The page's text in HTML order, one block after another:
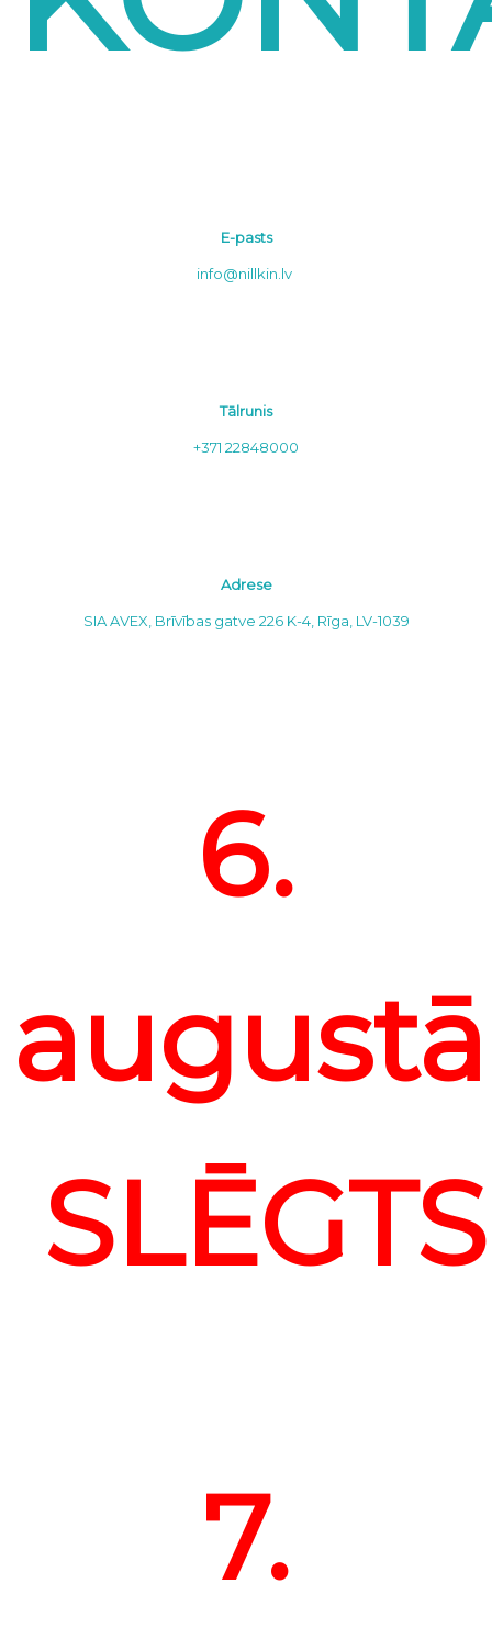
E-pasts
info@nillkin.lv
Tālrunis
+371 22848000
Adrese
SIA AVEX, Brīvības gatve 226 K-4, Rīga, LV-1039
6.
SLĒGTS
7.